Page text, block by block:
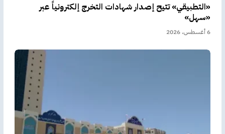
«التطبيقي» تتيح إصدار شهادات التخرج إلكترونياً عبر
«سهل»
6 أغسطس، 2026